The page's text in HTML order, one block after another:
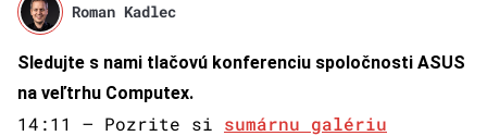
Roman Kadlec
Sledujte s nami tlačovú konferenciu spoločnosti ASUS
na veľtrhu Computex.
14:11 – Pozrite si sumárnu galériu